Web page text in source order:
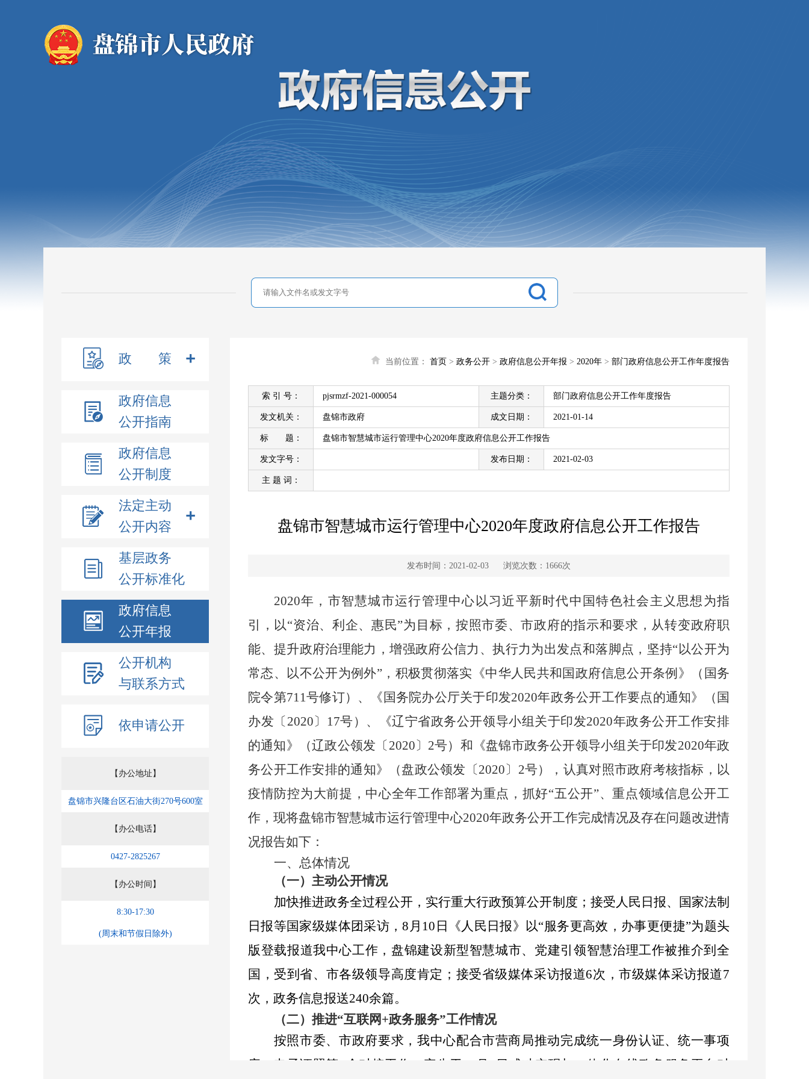
政 策
政府信息
公开指南
政府信息
公开制度
法定主动
公开内容
基层政务
公开标准化
政府信息
公开年报
公开机构
与联系方式
依申请公开
【办公地址】
盘锦市兴隆台区石油大街270号600室
【办公电话】
0427-2825267
【办公时间】
8:30-17:30
(周末和节假日除外)
当前位置： 首页 > 政务公开 > 政府信息公开年报 > 2020年 > 部门政府信息公开工作年度报告
索 引 号： pjsrmzf-2021-000054 主题分类： 部门政府信息公开工作年度报告
发文机关： 盘锦市政府 成文日期： 2021-01-14
标 题： 盘锦市智慧城市运行管理中心2020年度政府信息公开工作报告
发文字号： 发布日期： 2021-02-03
主 题 词：
盘锦市智慧城市运行管理中心2020年度政府信息公开工作报告
发布时间：2021-02-03 浏览次数： 1666次
2020年，市智慧城市运行管理中心以习近平新时代中国特色社会主义思想为指
引，以“资治、利企、惠民”为目标，按照市委、市政府的指示和要求，从转变政府职
能、提升政府治理能力，增强政府公信力、执行力为出发点和落脚点，坚持“以公开为
常态、以不公开为例外”，积极贯彻落实《中华人民共和国政府信息公开条例》（国务
院令第711号修订）、《国务院办公厅关于印发2020年政务公开工作要点的通知》（国
办发〔 2020〕 17号）、《辽宁省政务公开领导小组关于印发2020年政务公开工作安排
的通知》（辽政公领发〔 2020〕 2号）和《盘锦市政务公开领导小组关于印发2020年政
务公开工作安排的通知》（盘政公领发〔2020〕 2号），认真对照市政府考核指标，以
疫情防控为大前提，中心全年工作部署为重点，抓好“五公开”、重点领域信息公开工
作，现将盘锦市智慧城市运行管理中心2020年政务公开工作完成情况及存在问题改进情
况报告如下：
一、总体情况
（一）主动公开情况
加快推进政务全过程公开，实行重大行政预算公开制度；接受人民日报、国家法制
日报等国家级媒体团采访，8 月 10 日《人民日报》以“服务更高效，办事更便捷”为题头
版登载报道我中心工作，盘锦建设新型智慧城市、党建引领智慧治理工作被推介到全
国，受到省、市各级领导高度肯定；接受省级媒体采访报道6次，市级媒体采访报道7
次，政务信息报送240余篇。
（二）推进“互联网+政务服务”工作情况
按照市委、市政府要求，我中心配合市营商局推动完成统一身份认证、统一事项
库、电子证照等
个对接工作，率先于 月 日成功实现与一体化在线政务服务平台对